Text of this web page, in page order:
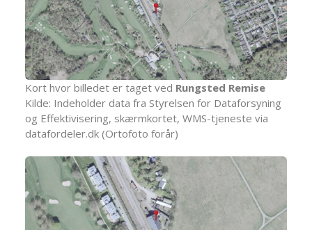
Kort hvor billedet er taget ved Rungsted Remise
Kilde: Indeholder data fra Styrelsen for Dataforsyning
og Effektivisering, skærmkortet, WMS-tjeneste via
datafordeler.dk (Ortofoto forår)